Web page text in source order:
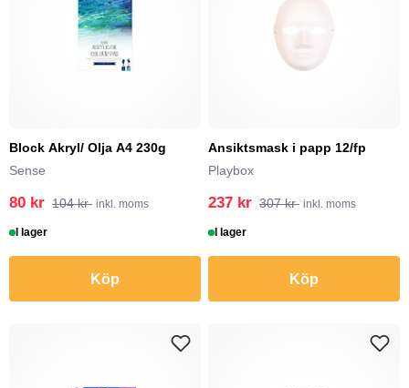
Block Akryl/ Olja A4 230g
Sense
80 kr 104 kr inkl. moms
I lager
Köp
Ansiktsmask i papp 12/fp
Playbox
237 kr 307 kr inkl. moms
I lager
Köp